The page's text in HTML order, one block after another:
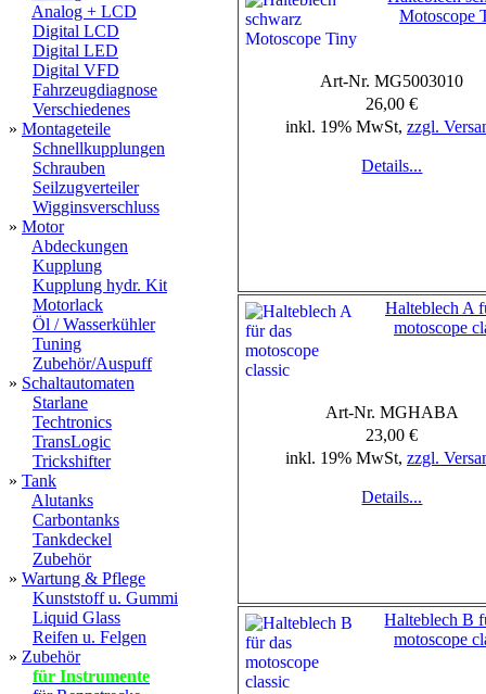
Analog + LCD
Digital LCD
Digital LED
Digital VFD
Fahrzeugdiagnose
Verschiedenes
» Montageteile
Schnellkupplungen
Schrauben
Seilzugverteiler
Wigginsverschluss
» Motor
Abdeckungen
Kupplung
Kupplung hydr. Kit
Motorlack
Öl / Wasserkühler
Tuning
Zubehör/Auspuff
» Schaltautomaten
Starlane
Techtronics
TransLogic
Trickshifter
» Tank
Alutanks
Carbontanks
Tankdeckel
Zubehör
» Wartung & Pflege
Kunststoff u. Gummi
Liquid Glass
Reifen u. Felgen
» Zubehör
für Instrumente
Motoscope
Art-Nr. MG5003010
26,00 €
inkl. 19% MwSt, zzgl.
Details...
Halteblech A
motoscope
Art-Nr. MGHABA
23,00 €
inkl. 19% MwSt, zzgl.
Details...
Halteblech B
motoscope